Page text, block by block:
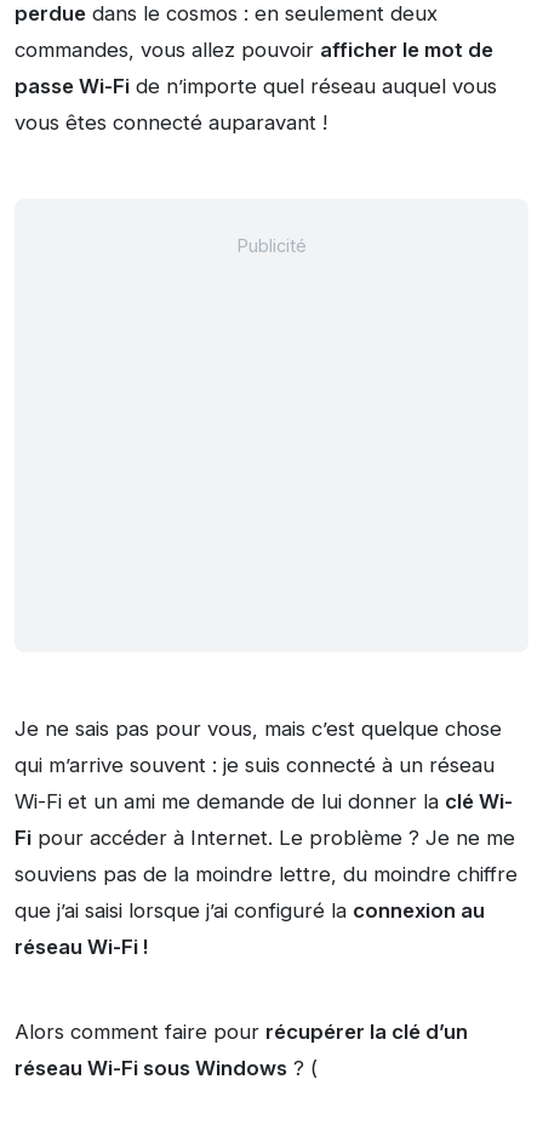
perdue dans le cosmos : en seulement deux
commandes, vous allez pouvoir afficher le mot de
passe Wi-Fi de n’importe quel réseau auquel vous
vous êtes connecté auparavant !
Je ne sais pas pour vous, mais c’est quelque chose
qui m’arrive souvent : je suis connecté à un réseau
Wi-Fi et un ami me demande de lui donner la clé Wi-
Fi pour accéder à Internet. Le problème ? Je ne me
souviens pas de la moindre lettre, du moindre chiffre
que j’ai saisi lorsque j’ai configuré la connexion au
réseau Wi-Fi !
Alors comment faire pour récupérer la clé d’un
réseau Wi-Fi sous Windows ? (